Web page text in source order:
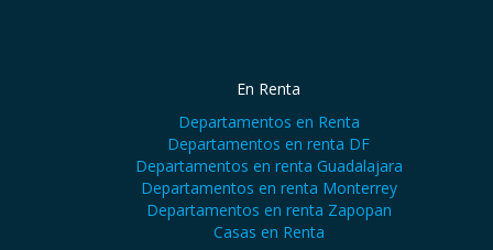
En Renta
Departamentos en Renta
Departamentos en renta DF
Departamentos en renta Guadalajara
Departamentos en renta Monterrey
Departamentos en renta Zapopan
Casas en Renta